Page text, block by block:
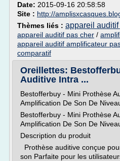
Date: 2015-09-16 20:58:58
Site : http://
Thèmes liés : appareil
appareil auditif pas cher /
appareil auditif amplificateur
comparatif
Oreillettes:
Auditive Intra ...
Bestofferbuy - Mini Prothèse
Amplification De Son De
Bestofferbuy - Mini Prothèse
Amplification De Son De
Description du produit
Prothèse auditive conçue
son Parfaite pour les